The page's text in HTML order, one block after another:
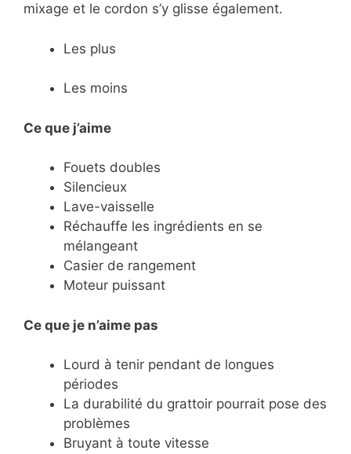
mixage et le cordon s’y glisse également.
Les plus
Les moins
Ce que j’aime
Fouets doubles
Silencieux
Lave-vaisselle
Réchauffe les ingrédients en se
mélangeant
Casier de rangement
Moteur puissant
Ce que je n’aime pas
Lourd à tenir pendant de longues
périodes
La durabilité du grattoir pourrait pose des
problèmes
Bruyant à toute vitesse